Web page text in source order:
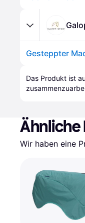
Gesteppter
Das Produkt ist
Wir haben eine